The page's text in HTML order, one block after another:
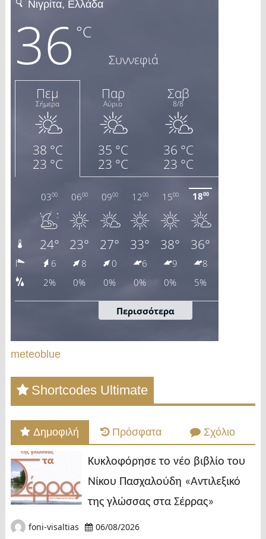
meteoblue
Shortcodes Ultimate
Δημοφιλή Πρόσφατα Σχόλιο
Κυκλοφόρησε το νέο βιβλίο του
Νίκου Πασχαλούδη «Αντιλεξικό
της γλώσσας στα Σέρρας»
foni-visaltias 06/08/2026